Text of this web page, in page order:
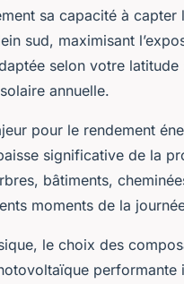
sa capacité à capter
sud, maximisant
selon votre
annuelle.
pour le rendement
significative de la
bâtiments,
moments de la
le choix des
performante